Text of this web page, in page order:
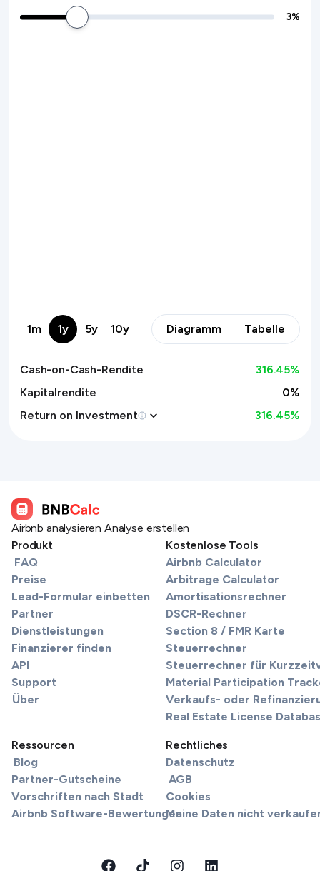
3%
1m 1y 5y 10y Diagramm Tabelle
Cash-on-Cash-Rendite 316.45%
Kapitalrendite
0%
Return on Investment
316.45%
Airbnb analysieren Analyse erstellen
Produkt
FAQ
Preise
Lead-Formular einbetten
Partner
Dienstleistungen
Finanzierer finden
API
Support
Über
Kostenlose Tools
Airbnb Calculator
Arbitrage Calculator
Amortisationsrechner
DSCR-Rechner
Section 8 / FMR Karte
Steuerrechner
Steuerrechner für
Material Participation
Verkaufs- oder
Real Estate License
Ressourcen
Blog
Partner-Gutscheine
Vorschriften nach Stadt
Airbnb Software-Bewertungen
Rechtliches
Datenschutz
AGB
Cookies
Meine Daten nicht